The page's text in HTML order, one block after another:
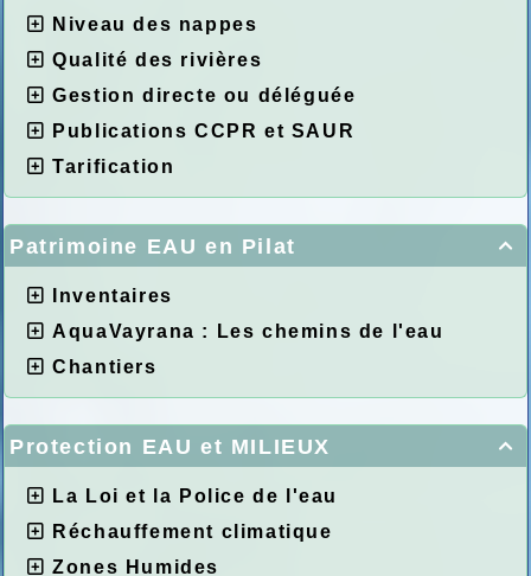
Niveau des nappes
Qualité des rivières
Gestion directe ou déléguée
Publications CCPR et SAUR
Tarification

Patrimoine EAU en Pilat
Inventaires
AquaVayrana : Les chemins de l'eau
Chantiers

Protection EAU et MILIEUX
La Loi et la Police de l'eau
Réchauffement climatique
Zones Humides